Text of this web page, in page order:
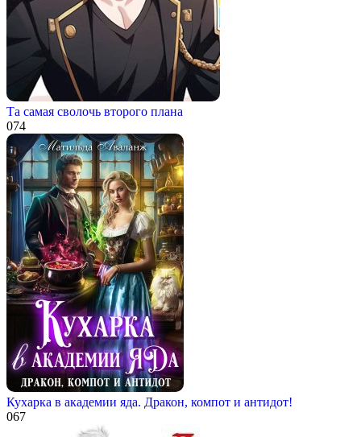
Та самая сволочь второго плана
074
Кухарка в академии яда. Дракон, компот и антидот!
067